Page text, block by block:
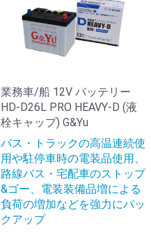
業務車/船 12V バッテリー
HD-D26L PRO HEAVY-D (液
栓キャップ) G&Yu
バス・トラックの高温連続使
用や駐停車時の電装品使用、
路線バス・宅配車のストップ
&ゴー、電装装備品増による
負荷の増加などを強力にバッ
クアップ